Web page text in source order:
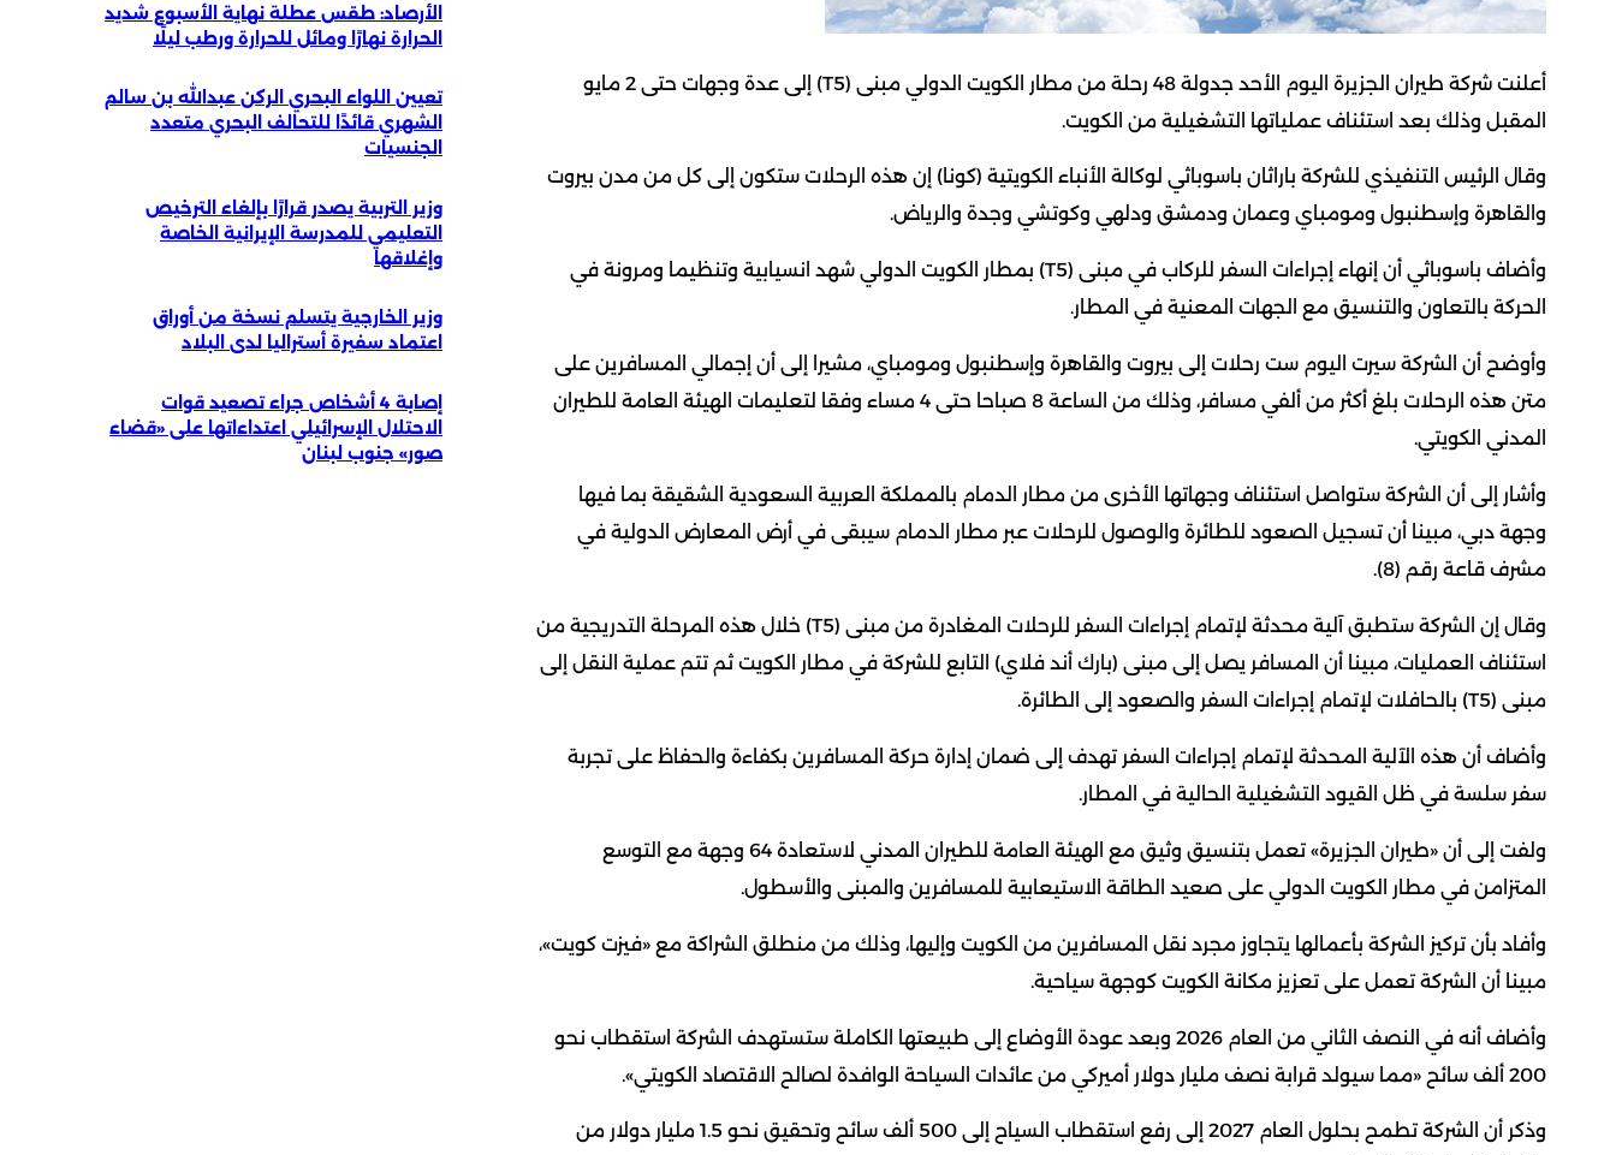
أعلنت شركة طيران الجزيرة اليوم الأحد جدولة 48 رحلة من مطار الكويت الدولي مبنى (T5) إلى عدة وجهات حتى 2 مايو
المقبل وذلك بعد استئناف عملياتها التشغيلية من الكويت.
وقال الرئيس التنفيذي للشركة باراثان باسوباثي لوكالة الأنباء الكويتية (كونا) إن هذه الرحلات ستكون إلى كل من مدن بيروت
والقاهرة وإسطنبول ومومباي وعمان ودمشق ودلهي وكوتشي وجدة والرياض.
وأضاف باسوباثي أن إنهاء إجراءات السفر للركاب في مبنى (T5) بمطار الكويت الدولي شهد انسيابية وتنظيما ومرونة في
الحركة بالتعاون والتنسيق مع الجهات المعنية في المطار.
وأوضح أن الشركة سيرت اليوم ست رحلات إلى بيروت والقاهرة وإسطنبول ومومباي، مشيرا إلى أن إجمالي المسافرين على
متن هذه الرحلات بلغ أكثر من ألفي مسافر، وذلك من الساعة 8 صباحا حتى 4 مساء وفقا لتعليمات الهيئة العامة للطيران
المدني الكويتي.
وأشار إلى أن الشركة ستواصل استئناف وجهاتها الأخرى من مطار الدمام بالمملكة العربية السعودية الشقيقة بما فيها
وجهة دبي، مبينا أن تسجيل الصعود للطائرة والوصول للرحلات عبر مطار الدمام سيبقى في أرض المعارض الدولية في
مشرف قاعة رقم (8).
وقال إن الشركة ستطبق آلية محدثة لإتمام إجراءات السفر للرحلات المغادرة من مبنى (T5) خلال هذه المرحلة التدريجية من
استئناف العمليات، مبينا أن المسافر يصل إلى مبنى (بارك أند فلاي) التابع للشركة في مطار الكويت ثم تتم عملية النقل إلى
مبنى (T5) بالحافلات لإتمام إجراءات السفر والصعود إلى الطائرة.
وأضاف أن هذه الآلية المحدثة لإتمام إجراءات السفر تهدف إلى ضمان إدارة حركة المسافرين بكفاءة والحفاظ على تجربة
سفر سلسة في ظل القيود التشغيلية الحالية في المطار.
ولفت إلى أن «طيران الجزيرة» تعمل بتنسيق وثيق مع الهيئة العامة للطيران المدني لاستعادة 64 وجهة مع التوسع
المتزامن في مطار الكويت الدولي على صعيد الطاقة الاستيعابية للمسافرين والمبنى والأسطول.
وأفاد بأن تركيز الشركة بأعمالها يتجاوز مجرد نقل المسافرين من الكويت وإليها، وذلك من منطلق الشراكة مع «فيزت كويت»،
مبينا أن الشركة تعمل على تعزيز مكانة الكويت كوجهة سياحية.
وأضاف أنه في النصف الثاني من العام 2026 وبعد عودة الأوضاع إلى طبيعتها الكاملة ستستهدف الشركة استقطاب نحو
200 ألف سائح «مما سيولد قرابة نصف مليار دولار أميركي من عائدات السياحة الوافدة لصالح الاقتصاد الكويتي».
وذكر أن الشركة تطمح بحلول العام 2027 إلى رفع استقطاب السياح إلى 500 ألف سائح وتحقيق نحو 1.5 مليار دولار من
الأرصاد: طقس عطلة نهاية الأسبوع شديد
الحرارة نهارًا ومائل للحرارة ورطب ليلًا
تعيين اللواء البحري الركن عبدالله بن سالم
الشهري قائدًا للتحالف البحري متعدد
الجنسيات
وزير التربية يصدر قرارًا بإلغاء الترخيص
التعليمي للمدرسة الإيرانية الخاصة
وإغلاقها
وزير الخارجية يتسلم نسخة من أوراق
اعتماد سفيرة أستراليا لدى البلاد
إصابة 4 أشخاص جراء تصعيد قوات
الاحتلال الإسرائيلي اعتداءاتها على «قضاء
صور» جنوب لبنان